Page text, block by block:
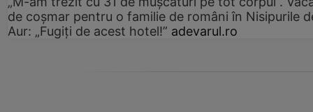
de coșmar pentru o familie de români în Nisipurile
Aur: „Fugiți de acest hotel!” adevarul.ro